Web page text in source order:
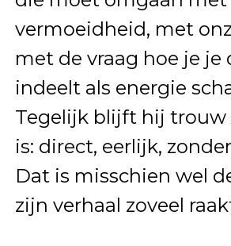
vermoeidheid, met
met de vraag hoe je je
indeelt als energie
Tegelijk blijft hij trouw
is: direct, eerlijk,
Dat is misschien wel
zijn verhaal zoveel